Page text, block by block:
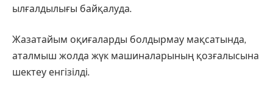
ылғалдылығы байқалуда.
Жазатайым оқиғаларды болдырмау мақсатында,
аталмыш жолда жүк машиналарының қозғалысына
шектеу енгізілді.